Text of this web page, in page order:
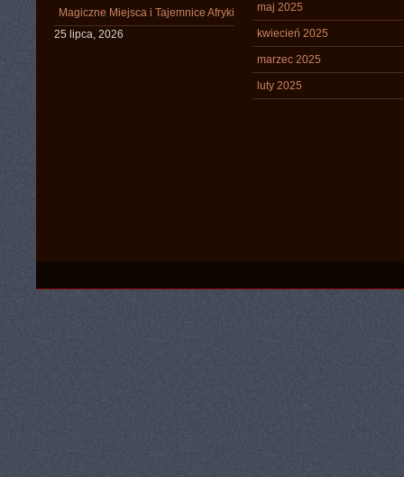
Magiczne Miejsca i Tajemnice Afryki
25 lipca, 2026
maj 2025
kwiecień 2025
marzec 2025
luty 2025